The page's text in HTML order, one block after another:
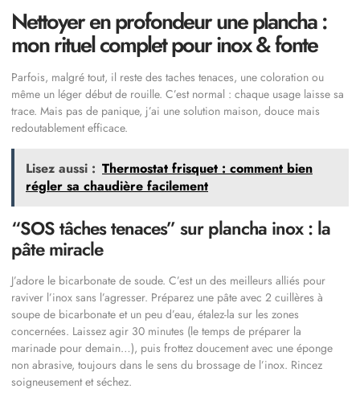
Nettoyer en profondeur une plancha :
mon rituel complet pour inox & fonte
Parfois, malgré tout, il reste des taches tenaces, une coloration ou
même un léger début de rouille. C’est normal : chaque usage laisse sa
trace. Mais pas de panique, j’ai une solution maison, douce mais
redoutablement efficace.
Lisez aussi : Thermostat frisquet : comment bien
régler sa chaudière facilement
“SOS tâches tenaces” sur plancha inox : la
pâte miracle
J’adore le bicarbonate de soude. C’est un des meilleurs alliés pour
raviver l’inox sans l’agresser. Préparez une pâte avec 2 cuillères à
soupe de bicarbonate et un peu d’eau, étalez-la sur les zones
concernées. Laissez agir 30 minutes (le temps de préparer la
marinade pour demain…), puis frottez doucement avec une éponge
non abrasive, toujours dans le sens du brossage de l’inox. Rincez
soigneusement et séchez.